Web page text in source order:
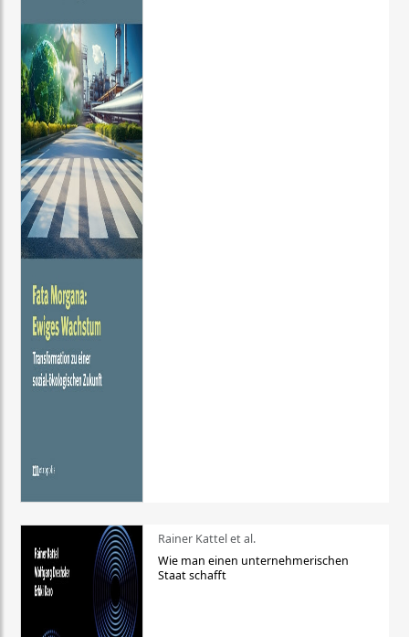
Rainer Kattel et al.
Wie man einen unternehmerischen
Staat schafft